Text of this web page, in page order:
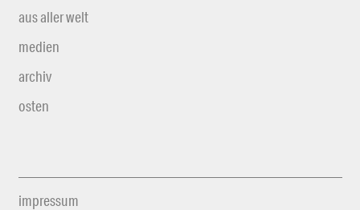
aus aller welt
medien
archiv
osten
impressum